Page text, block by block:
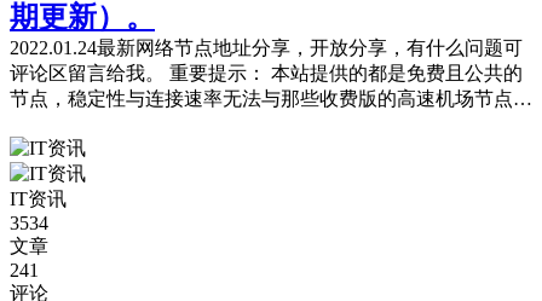
期更新）。
2022.01.24最新网络节点地址分享，开放分享，有什么问题可
评论区留言给我。 重要提示： 本站提供的都是免费且公共的
节点，稳定性与连接速率无法与那些收费版的高速机场节点相
你自己的网络环境（本地连接当中的DNS，手动配置一下：4
个114，4个1，4.4.8.8，8.8.8.8或是其它公共的DNS。） 第
二：免费公共的节点，用的人太多，稳定性...
IT资讯
3534
文章
241
评论